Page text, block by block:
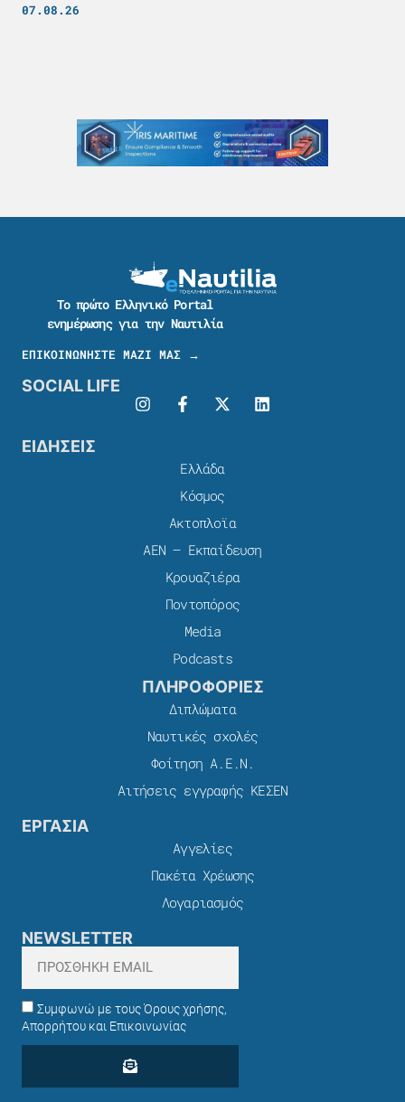
07.08.26
Το πρώτο Ελληνικό Portal
ενημέρωσης για την Ναυτιλία
ΕΠΙΚΟΙΝΩΝΗΣΤΕ ΜΑΖΙ ΜΑΣ →
SOCIAL LIFE
ΕΙΔΗΣΕΙΣ
Ελλάδα
Κόσμος
Ακτοπλοϊα
ΑΕΝ – Εκπαίδευση
Κρουαζιέρα
Ποντοπόρος
Media
Podcasts
ΠΛΗΡΟΦΟΡΙΕΣ
Διπλώματα
Ναυτικές σχολές
Φοίτηση Α.Ε.Ν.
Αιτήσεις εγγραφής ΚΕΣΕΝ
ΕΡΓΑΣΙΑ
Αγγελίες
Πακέτα Χρέωσης​
Λογαριασμός
NEWSLETTER
Συμφωνώ με τους Όρους χρήσης,
Απορρήτου και Επικοινωνίας